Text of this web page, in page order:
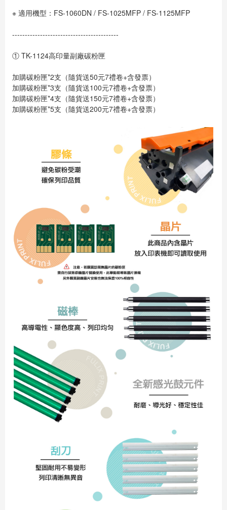
※ 適用機型：FS-1060DN / FS-1025MFP / FS-1125MFP
------------------------------------------
① TK-1124高印量副廠碳粉匣
加購碳粉匣*2支 （隨貨送50元7禮卷+含發票）
加購碳粉匣*3支 （隨貨送100元7禮卷+含發票）
加購碳粉匣*4支 （隨貨送150元7禮卷+含發票）
加購碳粉匣*5支 （隨貨送200元7禮卷+含發票）